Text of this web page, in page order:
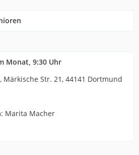
Monat, 9:30 Uhr
Märkische Str. 21, 44141 Dortmund
: Marita Macher